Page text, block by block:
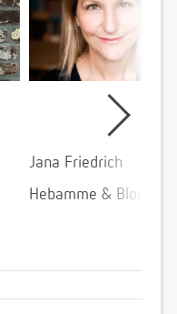
Jana Friedrich
Hebamme &